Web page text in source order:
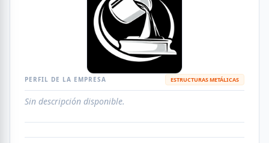
PERFIL DE LA EMPRESA ESTRUCTURAS METÁLICAS
Sin descripción disponible.